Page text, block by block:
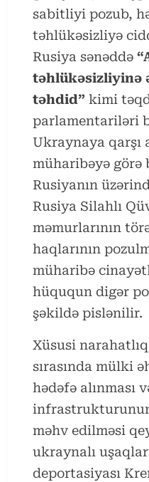
sabitliyi pozub,
təhlükəsizliyə
Rusiya sənəddə
təhlükəsizliyinə
təhdid” kimi
parlamentariləri
Ukraynaya qarşı
müharibəyə görə
Rusiyanın
Rusiya Silahlı
məmurlarının
haqlarının
müharibə
hüququn digər
şəkildə pislənilir.
Xüsusi
sırasında mülki
hədəfə alınması
məhv edilməsi
ukraynalı
deportasiyası